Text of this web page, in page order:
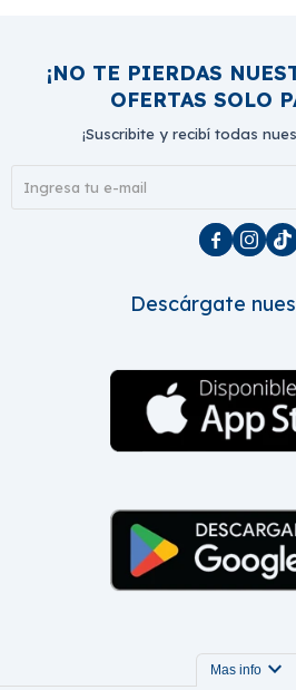
¡NO TE PIERDAS
OFERTAS SOLO
¡Suscribite y recibí todas
  
Descárgate
Mas info expand_more